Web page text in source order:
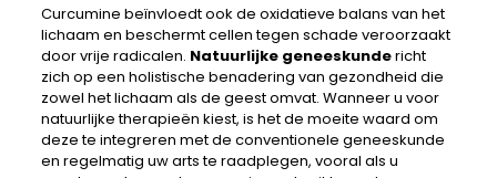
Curcumine beïnvloedt ook de oxidatieve balans van het
lichaam en beschermt cellen tegen schade veroorzaakt
door vrije radicalen. Natuurlijke geneeskundericht
zich op een holistische benadering van gezondheid die
zowel het lichaam als de geest omvat. Wanneer u voor
natuurlijke therapieën kiest, is het de moeite waard om
deze te integreren met de conventionele geneeskunde
en regelmatig uw arts te raadplegen, vooral als u